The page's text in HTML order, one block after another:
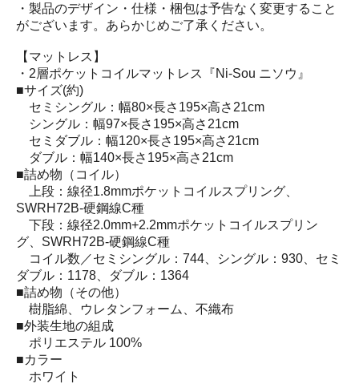
・製品のデザイン・仕様・梱包は予告なく変更すること
がございます。あらかじめご了承ください。
【マットレス】
・2層ポケットコイルマットレス『Ni-Sou ニソウ』
■サイズ(約)
セミシングル：幅80×長さ195×高さ21cm
シングル：幅97×長さ195×高さ21cm
セミダブル：幅120×長さ195×高さ21cm
ダブル：幅140×長さ195×高さ21cm
■詰め物（コイル）
上段：線径1.8mmポケットコイルスプリング、
SWRH72B-硬鋼線C種
下段：線径2.0mm+2.2mmポケットコイルスプリン
グ、SWRH72B-硬鋼線C種
コイル数／セミシングル：744、シングル：930、セミ
ダブル：1178、ダブル：1364
■詰め物（その他）
樹脂綿、ウレタンフォーム、不織布
■外装生地の組成
ポリエステル 100%
■カラー
ホワイト